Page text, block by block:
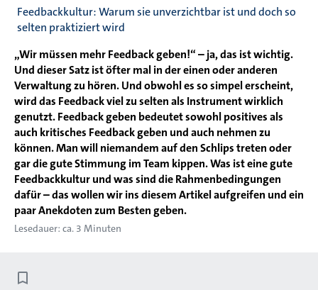
Feedbackkultur: Warum sie unverzichtbar ist und doch so
selten praktiziert wird
„Wir müssen mehr Feedback geben!“ – ja, das ist wichtig.
Und dieser Satz ist öfter mal in der einen oder anderen
Verwaltung zu hören. Und obwohl es so simpel erscheint,
wird das Feedback viel zu selten als Instrument wirklich
genutzt. Feedback geben bedeutet sowohl positives als
auch kritisches Feedback geben und auch nehmen zu
können. Man will niemandem auf den Schlips treten oder
gar die gute Stimmung im Team kippen. Was ist eine gute
Feedbackkultur und was sind die Rahmenbedingungen
dafür – das wollen wir ins diesem Artikel aufgreifen und ein
paar Anekdoten zum Besten geben.
Lesedauer: ca. 3 Minuten